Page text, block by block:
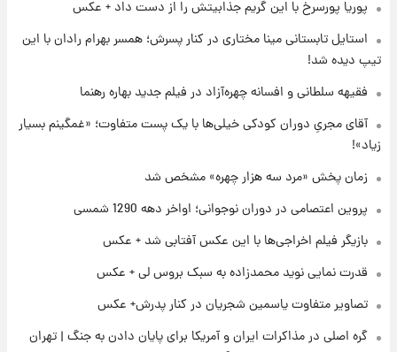
رونالدو از گنجینه خودروهای لوکسش رونمایی
علی مطهری: اجرای کامل تفاهم‌نامه اسلام‌آباد،
پوریا پورسرخ با این گریم جذابیتش را از دست داد + عکس
استایل تابستانی مینا مختاری در کنار پسرش؛ همسر بهرام رادان با این
تیپ دیده شد!
فقیهه سلطانی و افسانه چهره‌آزاد در فیلم جدید بهاره رهنما
آقای مجریِ دوران کودکی خیلی‌ها با یک پست متفاوت؛ «غمگینم بسیار
زیاد»!
زمان پخش «مرد سه هزار چهره» مشخص شد
پروین اعتصامی در دوران نوجوانی؛ اواخر دهه 1290 شمسی
بازیگر فیلم اخراجی‌ها با این عکس آفتابی شد + عکس
قدرت نمایی نوید محمدزاده به سبک بروس لی + عکس
تصاویر متفاوت یاسمین شجریان در کنار پدرش+ عکس
گره اصلی در مذاکرات ایران و آمریکا برای پایان دادن به جنگ | تهران